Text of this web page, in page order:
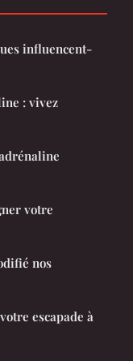
influencent-
: vivez
votre
nos
escapade à